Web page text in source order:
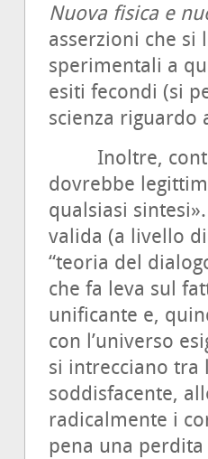
Nuova fisica e
asserzioni che si
sperimentali a
esiti fecondi (si
scienza riguardo
Inoltre,
dovrebbe
qualsiasi
valida (a livello
“teoria del
che fa leva sul
unificante e,
con l’universo
si intrecciano tra
soddisfacente,
radicalmente i
pena una perdita